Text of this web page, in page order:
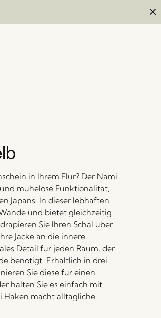
in Ihrem Flur? Der Nami
mühelose Funktionalität,
Japans. In dieser lebhaften
und bietet gleichzeitig
Sie Ihren Schal über
Jacke an die innere
Detail für jeden Raum, der
benötigt. Erhältlich in drei
Sie diese für einen
halten Sie es einfach mit
Haken macht alltägliche